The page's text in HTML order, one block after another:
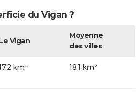
du Vigan ?
Le Vigan
Moyenne
des villes
km² 18,1 km²